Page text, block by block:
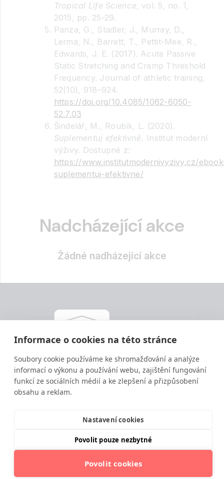
Informace o cookies na této stránce
Soubory cookie používáme ke shromažďování a analýze
informací o výkonu a používání webu, zajištění fungování
funkcí ze sociálních médií a ke zlepšení a přizpůsobení
obsahu a reklam.
Nastavení cookies
Povolit pouze nezbytné
Povolit cookies
Tropical Life Science, vol. 5, no. 1,
2015, pp. 25-29.
Panza, G., Stadler, J., Murray, D.,
Lerma, N., Barrett, T., Pettit-Mee, R.,
Edwards, J. E. (2017). Acute Passive
Static Stretching and Cramp Threshold
Frequency. Journal of athletic training,
52(10), 918–924.
https://doi.org/10.4085/1062-6050-
52.7.03
Šindelář, M., Roubík, L. (2020).
Suplementuj efektivně. Institut moderní
výživy. Dostupné z:
https://www.institutmodernivyzivy.cz/
suplementuj-efektivne/
Nadcházející akce
Žádné nadházející akce
Vzdělávání ve výživě a zdravém životním stylu
moderní a srozumitelnou formou.
© 2025 Institut moderní výživy